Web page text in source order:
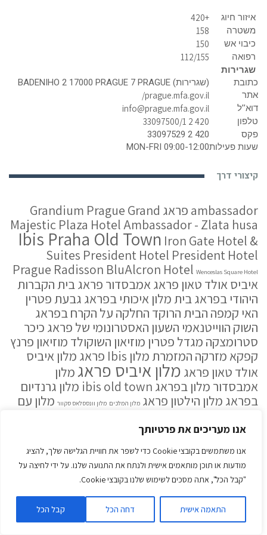
אנו מעריכים את פרטיותך
אנו משתמשים בקובצי Cookie כדי לשפר את חוויית הגלישה שלך, להציג
מודעות או תוכן מותאמים אישית ולנתח את התנועה שלנו. על ידי לחיצה על
"קבל הכל", אתה מסכים לשימוש שלנו בקובצי Cookie.
התאמה אישית דחה הכל קבל הכל
איזור חיוג +420
משטרה 158
כיבוי אש 150
רפואה 112/155
שגרירות
כתובת
(שגרירות) BADENIHO 2 17000 PRAGUE 7 PRAGUE
אתר
prague.mfa.gov.il/
דוא’’ל info@prague.mfa.gov.il
טלפון 420 2 33097500/1
פקס
420 2 33097529
שעות פעילותMON-FRI 09:00-12:00
קיצורי דרך
ambassador פראג Grandium Prague Grand
Majestic Plaza Hotel Ambassador - Zlata husa
Ibis Praha Old Town Iron Gate Hotel &
Suites President Hotel President Hotel
Prague Radisson BluAlcron Hotel Wenceslas Square Hotel
איביס אולד טאון פראגאמבסדור פראגבית הקברות
היהודי בפראגבית מלון איכותי בפראג גבעת פטרין
האי קמפה הבית הרוקד החלקה על הקרח בפראג
השוק הווייטנאמי השעון האסטרונומי של פראג כיכר
סטרומצקה מגדל פטרין מוזיאון השוקולד מוזיאון פרנץ
קפקא מזרקה המזמרתמלון Ibis פראג
מלון איביס
אולד טאון פראג מלון איביס פראגמלון
אמבסדור מלון בפראג ibis old town
מלון גרנדיום
בפראג מלון הילטון פראג מלון המלכים מלון וונססלאס סקוור מלון עם
הוולטבהנהר הוולטובהפארק המזחלות
בפראגקזינו אמבסדור קיורטוש קניון פלדיוםקרלובי
וארי
גילוי נאות
גלילה
לראש